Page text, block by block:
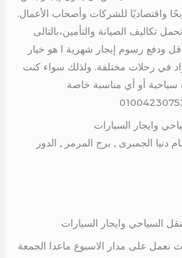
خيارًا مربحًا واقتصاديًا للشركات وأصحاب الأعمال.
تكاليف الصيانة والتأمين،بالتالى
ودفع رسوم إيجار شهرية ا هو خيار
في رحلات مختلفة. ولذلك سواء كنت
أو أي مناسبة خاصة
وايجار السيارات
دنيا الجمبرى , برج المرمر , الدور
السياحي وايجار السيارات
نعمل على مدار الاسبوع ماعدا الجمعة